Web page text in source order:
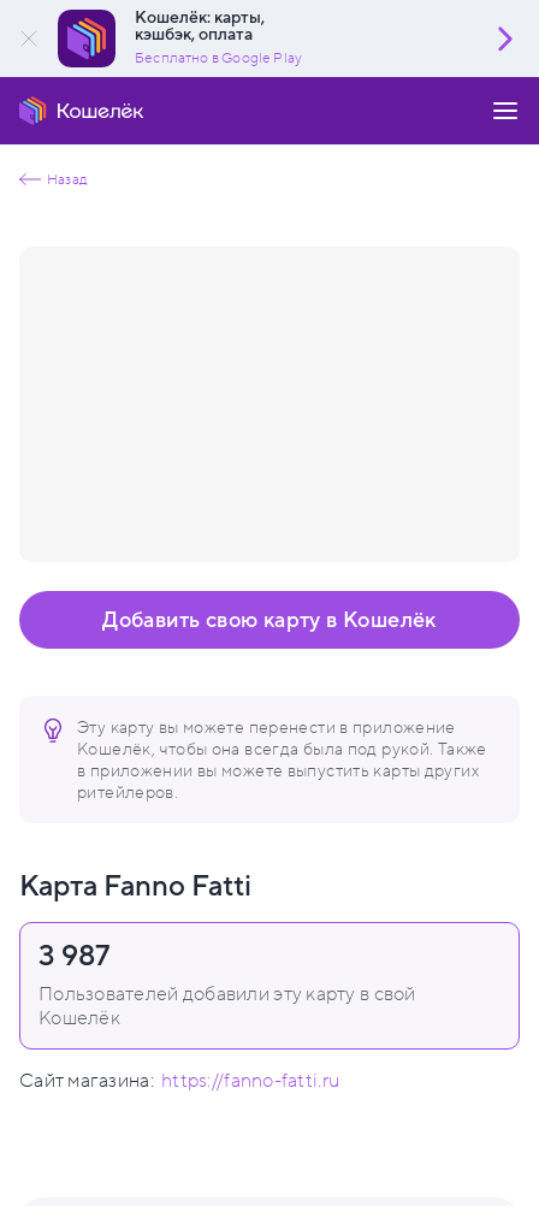
Кошелёк: карты,
кэшбэк, оплата
Бесплатно в Google Play
Назад
Эту карту вы можете перенести в приложение
Кошелёк, чтобы она всегда была под рукой. Также
в приложении вы можете выпустить карты других
ритейлеров.
Добавить свою карту в Кошелёк
Карта Fanno Fatti
3 987
Пользователей добавили эту карту в свой
Кошелёк
Сайт магазина: https://fanno-fatti.ru